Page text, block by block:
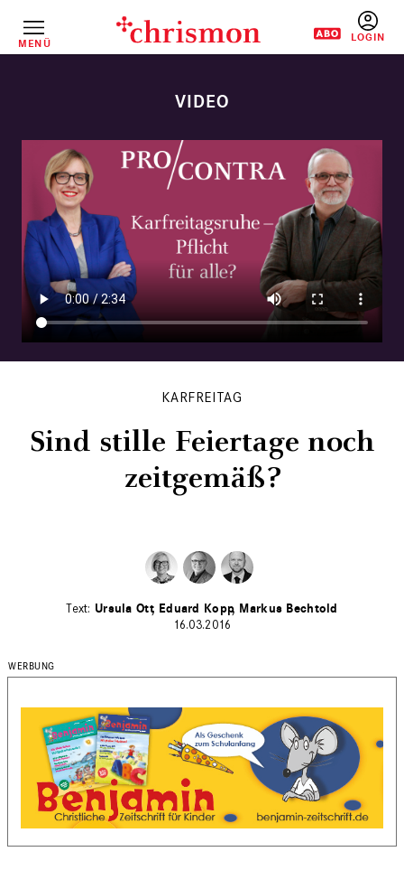
InhaltMENÜ
KARFREITAG
Sind stille Feiertage noch
zeitgemäß?
Ursula Ott Eduard Kopp Markus Bechtold
16.03.2016